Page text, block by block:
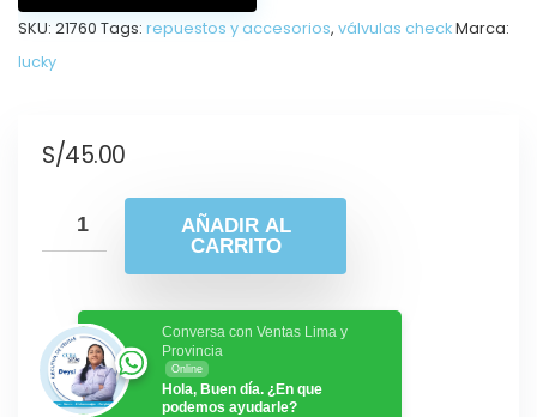
SKU: 21760 Tags: repuestos y accesorios, válvulas checkMarca:
lucky
S/45.00
AÑADIR AL
CARRITO
Conversa con Ventas Lima y
Provincia
Online
Hola, Buen día. ¿En que
podemos ayudarle?